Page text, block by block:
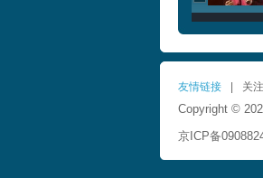
友情链接 关
Copyright ©
京ICP备